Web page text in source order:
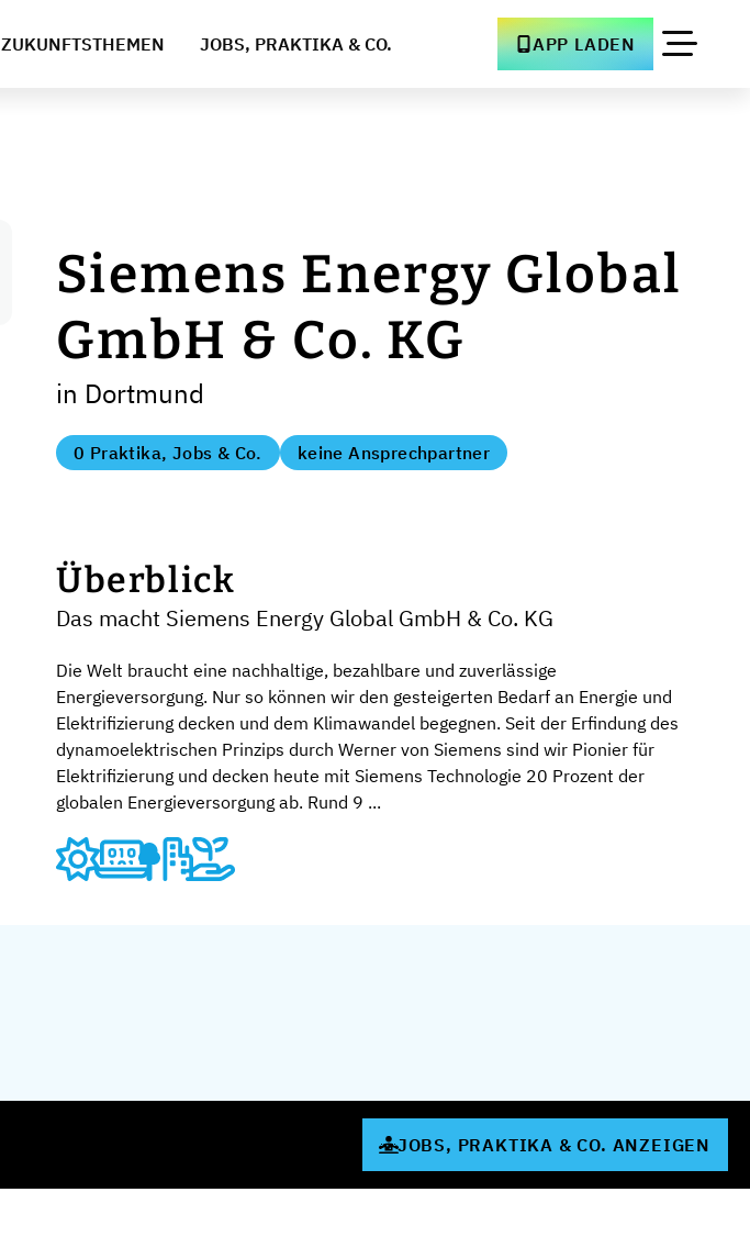
ZUKUNFTSTHEMEN JOBS, PRAKTIKA & CO. APP LADEN
Siemens Energy Global
GmbH & Co. KG
in Dortmund
0 Praktika, Jobs & Co. keine Ansprechpartner
Überblick
Das macht Siemens Energy Global GmbH & Co. KG
Die Welt braucht eine nachhaltige, bezahlbare und zuverlässige
Energieversorgung. Nur so können wir den gesteigerten Bedarf an Energie und
Elektrifizierung decken und dem Klimawandel begegnen. Seit der Erfindung des
dynamoelektrischen Prinzips durch Werner von Siemens sind wir Pionier für
Elektrifizierung und decken heute mit Siemens Technologie 20 Prozent der
globalen Energieversorgung ab. Rund 9 ...
JOBS, PRAKTIKA & CO. ANZEIGEN